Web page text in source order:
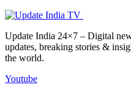
Update India 24×7 – Digital
updates, breaking stories &
the world.
Youtube